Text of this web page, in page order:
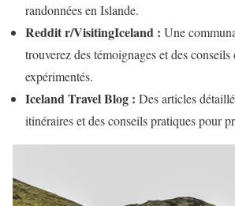
randonnées en Islande.
Reddit r/VisitingIceland : Une
trouverez des témoignages et des
expérimentés.
Iceland Travel Blog : Des articles
itinéraires et des conseils pratiques pour